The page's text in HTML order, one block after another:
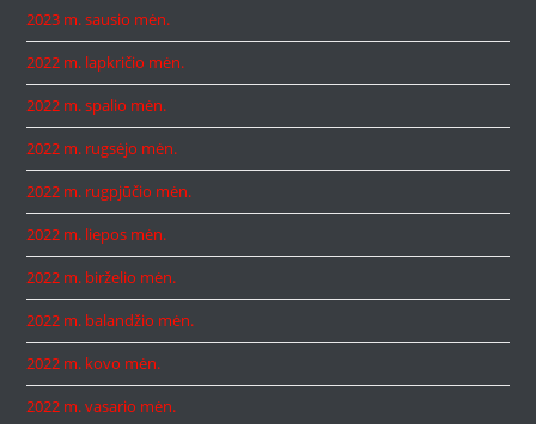
2023 m. sausio mėn.
2022 m. lapkričio mėn.
2022 m. spalio mėn.
2022 m. rugsėjo mėn.
2022 m. rugpjūčio mėn.
2022 m. liepos mėn.
2022 m. birželio mėn.
2022 m. balandžio mėn.
2022 m. kovo mėn.
2022 m. vasario mėn.